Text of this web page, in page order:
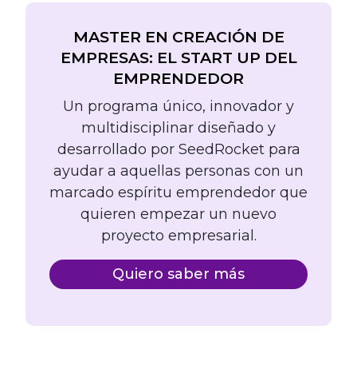
MASTER EN CREACIÓN DE
EMPRESAS: EL START UP DEL
EMPRENDEDOR
Un programa único, innovador y
multidisciplinar diseñado y
desarrollado por SeedRocket para
ayudar a aquellas personas con un
marcado espíritu emprendedor que
quieren empezar un nuevo
proyecto empresarial.
Quiero saber más